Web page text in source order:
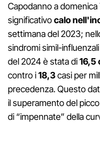
Capodanno a
significativocalo
settimana del 2023;
sindromi simil-
del 2024 è stata di16,5
contro i18,3casi per
precedenza. Questo
il superamento del
di “impennate” della